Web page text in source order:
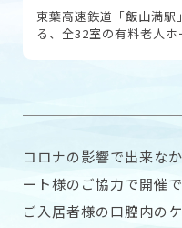
東葉高速鉄道「飯山満駅
る、全32室の有料老人ホ
コロナの影響で出来な
ート様のご協力で開催で
ご入居者様の口腔内の